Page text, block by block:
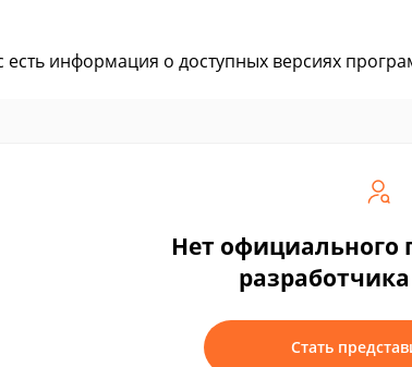
есть информация о доступных версиях
Нет официального
Стать